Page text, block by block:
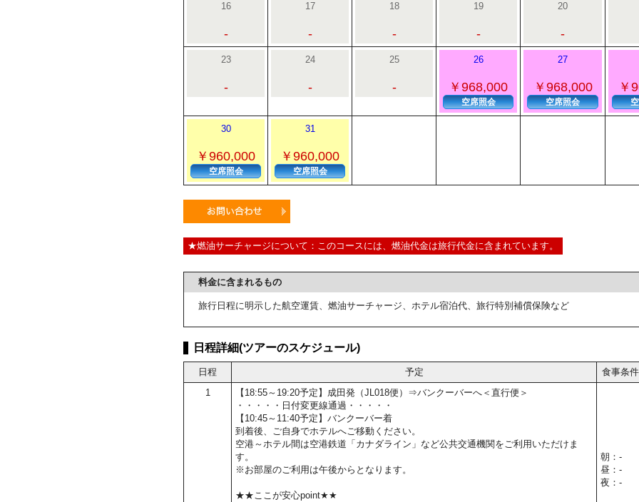
16
-
17
-
18
-
19
-
20
-
23
-
24
-
25
-
26
￥968,000
空席照会
27
￥968,000
空席照会
￥
30
￥960,000
空席照会
31
￥960,000
空席照会
★燃油サーチャージについて：このコースには、燃油代金は旅行代金に含まれています。
料金に含まれるもの
旅行日程に明示した航空運賃、燃油サーチャージ、ホテル宿泊代、旅行特別補償保険など
日程詳細(ツアーのスケジュール)
日程 予定 食事条件
1
【18:55～19:20予定】成田発（JL018便）⇒バンクーバーへ＜直行便＞
・・・・・日付変更線通過・・・・・
【10:45～11:40予定】バンクーバー着
到着後、ご自身でホテルへご移動ください。
空港～ホテル間は空港鉄道「カナダライン」など公共交通機関をご利用いただけま
す。
※お部屋のご利用は午後からとなります。
★★ここが安心point★★
朝：-
昼：-
夜：-